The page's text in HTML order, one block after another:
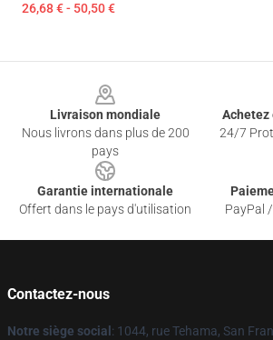
26,68 € - 50,50 €
Livraison mondiale
Nous livrons dans plus de 200
pays
Achetez
24/7
Garantie internationale
Offert dans le pays d'utilisation
PayPal
Contactez-nous
Notre siège social : 1044, rue Tehama, San